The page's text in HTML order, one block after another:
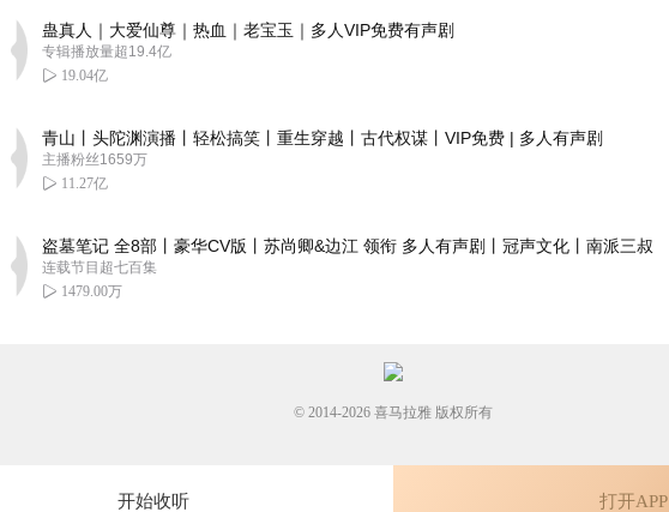
蛊真人｜大爱仙尊｜热血｜老宝玉｜多人VIP免费有声剧
专辑播放量超19.4亿
19.04亿
青山丨头陀渊演播丨轻松搞笑丨重生穿越丨古代权谋丨VIP免费 | 多人有声剧
主播粉丝1659万
11.27亿
盗墓笔记 全8部丨豪华CV版丨苏尚卿&边江 领衔 多人有声剧丨冠声文化丨南派三叔
连载节目超七百集
1479.00万
开始收听 打开APP
© 2014-2026 喜马拉雅 版权所有